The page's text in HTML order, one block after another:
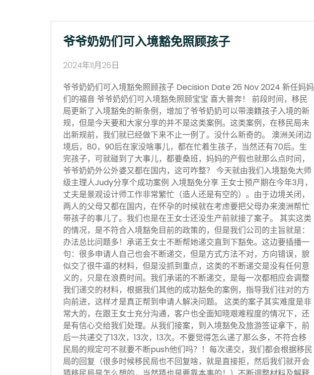
爷爷奶奶们可入境豁免照顾孩子
2024年11月26日
爷爷奶奶们可入境豁免照顾孩子 Decision Date 26 Nov 2024 新任妈妈
们的福音 爷爷奶奶们可入境豁免照顾宝宝 喜大普奔！ 前段时间，移民
局更新了入境豁免的新条例，增加了爷爷奶奶可以带澳籍孩子入境的新
规，但是今天要和大家分享的并不是这类案例。这类案例，在移民局未
出新规前，我们就已经做下来不止一例了。没什么新奇的。 澳洲关闭边
境后，80，90后在家没啥事儿，都在忙着生孩子，当然还有70后。生
完孩子，可就碰到了大事儿，都要桑班，妈妈的产假也就那么点时间，
爷爷奶奶外公外婆又都在国内，这可咋整？ 今天就由我们入境豁免大师
级主理人Judy分享个成功案例 入境豁免分享 王女士预产期在今年3月，
丈夫是景观设计师工作非常繁忙（造人还是有空的）。由于边境关闭，
两人的父母又都在国内，在怀孕的时候就在考虑要把父母办来澳洲帮忙
带孩子的事儿了。我们也是在王女士还没生产前就接了案子。 其实这类
的情况，是不符合入境豁免目前的政策的，但是我们公司的主旨就是：
办法总比问题多！承诺王女士不断帮她递交直到下豁免。这边要插播一
句：很多申请人自己也会不断递交，但是方式方法不对，方向错误，貌
似交了很牛逼的材料，但是没抓到重点，这类的不断递交是没有任何意
义的，只是在浪费时间。我们承诺的不断递交，是每一次都相应会调整
我们递交的材料，根据我们其他的成功豁免的案例，指导我们往对的方
向前进，这样才是真正帮到申请人解决问题。 这类的案子其实难度是非
常大的，在跟王女士充分沟通，客户也全面知晓艰难程度的情况下，还
是有信心交给我们处理。从我们接案，到入境豁免及旅游签证拿下，前
后一共递交了13次，13次，13次。不要觉得怎么递了那么多，不符合移
民局的规定可不就要不断push他们吗？！每次递交，我们都会根据移民
局的回复（很多时候移民局也不回复啥，就是直接拒，然后我们就开会